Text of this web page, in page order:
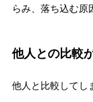
らみ、落ち込む原
他人との比較
他人と比較してし